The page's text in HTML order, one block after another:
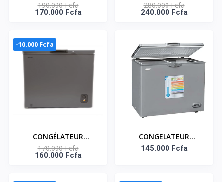
Combiné - Rd-34dc4sa
- A+ - 240 Litres - 3
Gris
190.000 Fcfa
170.000 Fcfa
Horizontal - NAS-
500FL-DD-DS - Dark
Paniers - 425Lt Net -
220-240V
280.000 Fcfa
240.000 Fcfa
-10.000 Fcfa
CONGÉLATEUR
HORIZONTAL 249
LITRES- FC-33DD4HA
170.000 Fcfa
160.000 Fcfa
CONGELATEUR
HORIZONTAL 235
145.000 Fcfa